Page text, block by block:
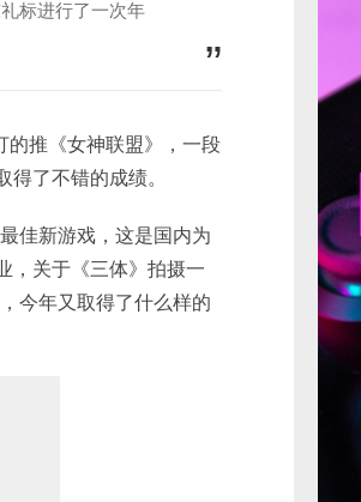
标进行了一次年
推《女神联盟》，一段
了不错的成绩。
佳新游戏，这是国内为
，关于《三体》拍摄一
今年又取得了什么样的